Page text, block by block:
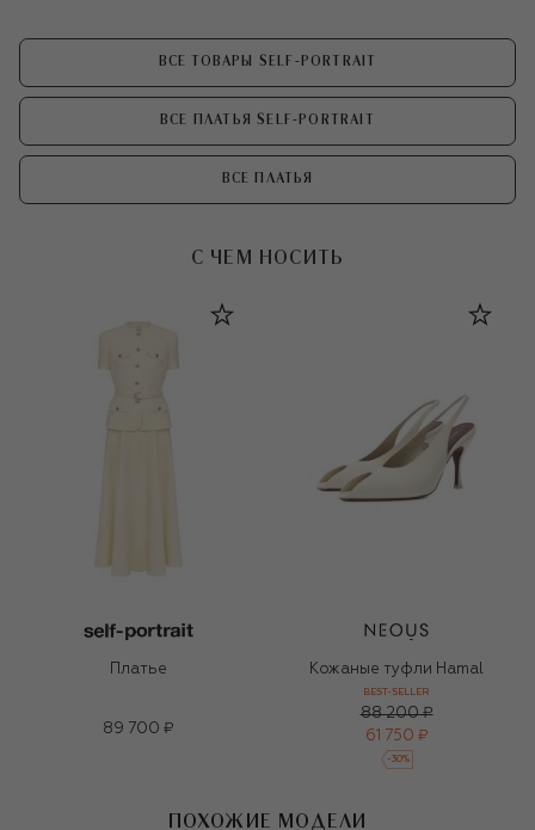
ВСЕ ТОВАРЫ SELF-PORTRAIT
ВСЕ ПЛАТЬЯ SELF-PORTRAIT
ВСЕ ПЛАТЬЯ
С ЧЕМ НОСИТЬ
Платье
89 700 ₽
Кожаные туфли Hamal
BEST-SELLER
88 200 ₽
61 750 ₽
-30%
ПОХОЖИЕ МОДЕЛИ